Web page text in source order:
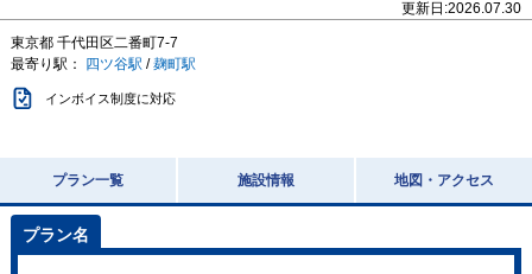
更新日:2026.07.30
東京都 千代田区二番町7-7
最寄り駅：
四ツ谷駅 /麹町駅
インボイス制度に対応
プラン一覧 施設情報 地図・アクセス